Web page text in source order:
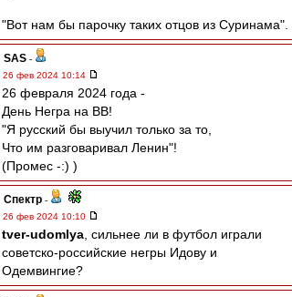
"Вот нам бы парочку таких отцов из Суринама".
SAS -
26 фев 2024 10:14
26 февраля 2024 года -
День Негра на ВВ!
"Я русский бы выучил только за то,
Что им разговаривал Ленин"!
(Промес -:) )
Спектр -
26 фев 2024 10:10
tver-udomlya , сильнее ли в футбол играли
советско-российские негры Идову и
Одемвингие?